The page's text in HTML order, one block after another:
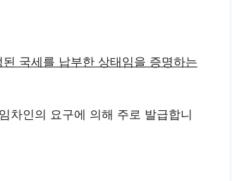
국세를 납부한 상태임을 증명하는
차인의 요구에 의해 주로 발급합니